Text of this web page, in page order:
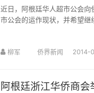
近日，阿根廷华人超市公会
市公会的运作现状，并希望继
柳军 侨界新闻 2014-
阿根廷浙江华侨商